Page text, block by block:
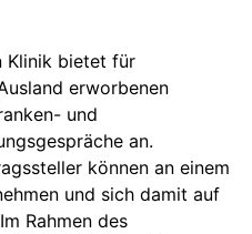
Klinik bietet für
erworbenen
und
an.
können an einem
und sich damit auf
Rahmen des